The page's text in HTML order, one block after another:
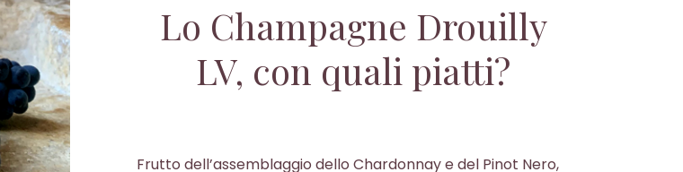
Lo Champagne Drouilly
LV, con quali piatti?
Frutto dell’assemblaggio dello Chardonnay e del Pinot Nero,